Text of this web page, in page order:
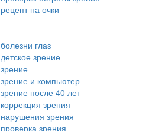
рецепт на очки
болезни глаз
детское зрение
зрение
зрение и компьютер
зрение после 40 лет
коррекция зрения
нарушения зрения
проверка зрения